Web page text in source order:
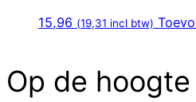
15,96 (19,31 incl btw)
Op de